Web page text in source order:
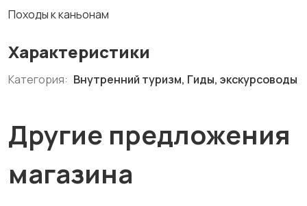
Походы к каньонам
Характеристики
Категория: Внутренний туризм, Гиды, экскурсоводы
Другие предложения
магазина